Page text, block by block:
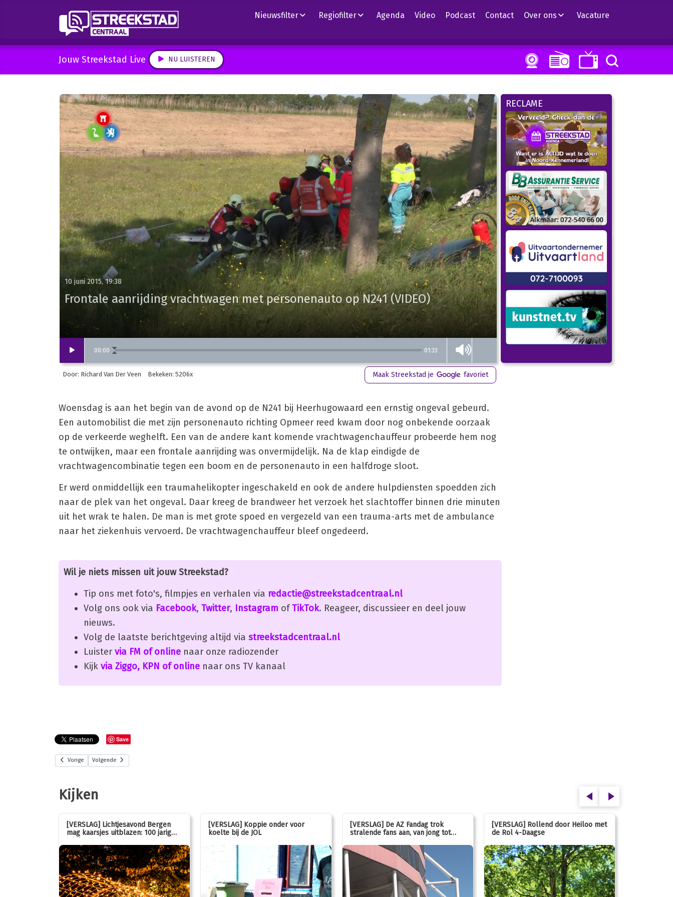
Nieuwsfilter Regiofilter Agenda Video Podcast Contact Over ons Vacature
Jouw Streekstad Live NU LUISTEREN
RECLAME
00:00 01:33
10 juni 2015, 19:38
Frontale aanrijding vrachtwagen met personenauto op N241 (VIDEO)
Door: Richard Van Der Veen Bekeken: 5206x Maak Streekstad je favoriet
Woensdag is aan het begin van de avond op de N241 bij Heerhugowaard een ernstig ongeval gebeurd.
Een automobilist die met zijn personenauto richting Opmeer reed kwam door nog onbekende oorzaak
op de verkeerde weghelft. Een van de andere kant komende vrachtwagenchauffeur probeerde hem nog
te ontwijken, maar een frontale aanrijding was onvermijdelijk. Na de klap eindigde de
vrachtwagencombinatie tegen een boom en de personenauto in een halfdroge sloot.
Er werd onmiddellijk een traumahelikopter ingeschakeld en ook de andere hulpdiensten spoedden zich
naar de plek van het ongeval. Daar kreeg de brandweer het verzoek het slachtoffer binnen drie minuten
uit het wrak te halen. De man is met grote spoed en vergezeld van een trauma-arts met de ambulance
naar het ziekenhuis vervoerd. De vrachtwagenchauffeur bleef ongedeerd.
Wil je niets missen uit jouw Streekstad?
Tip ons met foto's, filmpjes en verhalen via redactie@streekstadcentraal.nl
Volg ons ook via Facebook, Twitter, Instagram ofTikTok. Reageer, discussieer en deel jouw
nieuws.
Volg de laatste berichtgeving altijd via streekstadcentraal.nl
Luister via FM of online naar onze radiozender
Kijk via Ziggo, KPN of online naar ons TV kanaal
Save
Vorige Volgende
Kijken
[VERSLAG] Lichtjesavond Bergen
mag kaarsjes uitblazen: 100 jarig
[VERSLAG] Koppie onder voor
koelte bij de JOL
[VERSLAG] De AZ Fandag trok
stralende fans aan, van jong tot
[VERSLAG] Rollend door Heiloo met
de Rol 4-Daagse